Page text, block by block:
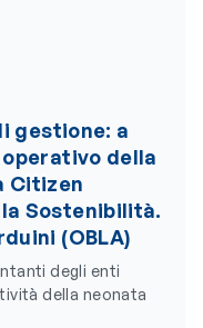
gestione: a
della
Citizen
Sostenibilità.
(OBLA)
degli enti
della neonata